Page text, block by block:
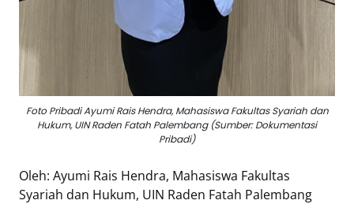
Foto Pribadi Ayumi Rais Hendra, Mahasiswa Fakultas Syariah dan
Hukum, UIN Raden Fatah Palembang (Sumber: Dokumentasi
Pribadi)
Oleh: Ayumi Rais Hendra, Mahasiswa Fakultas
Syariah dan Hukum, UIN Raden Fatah Palembang